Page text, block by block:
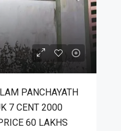
PANCHAYATH
7 CENT 2000
60 LAKHS